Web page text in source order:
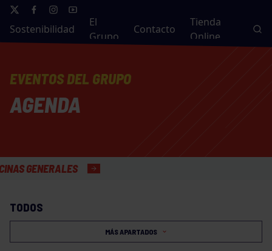
Sostenibilidad
El
Grupo
Contacto
Tienda
Online
EVENTOS DEL GRUPO
AGENDA
TODOS
MÁS APARTADOS